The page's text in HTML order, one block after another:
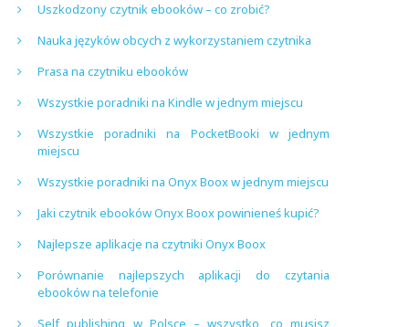
Uszkodzony czytnik ebooków – co zrobić?
Nauka języków obcych z wykorzystaniem czytnika
Prasa na czytniku ebooków
Wszystkie poradniki na Kindle w jednym miejscu
Wszystkie poradniki na PocketBooki w jednym
miejscu
Wszystkie poradniki na Onyx Boox w jednym miejscu
Jaki czytnik ebooków Onyx Boox powinieneś kupić?
Najlepsze aplikacje na czytniki Onyx Boox
Porównanie najlepszych aplikacji do czytania
ebooków na telefonie
Self publishing w Polsce – wszystko, co musisz